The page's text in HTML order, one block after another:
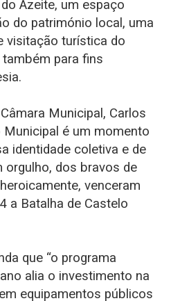
Azeite, um espaço
do património local, uma
visitação turística do
para fins
Municipal, Carlos
Municipal é um momento
identidade coletiva e de
orgulho, dos bravos de
venceram
a Batalha de Castelo
que “o programa
alia o investimento na
equipamentos públicos